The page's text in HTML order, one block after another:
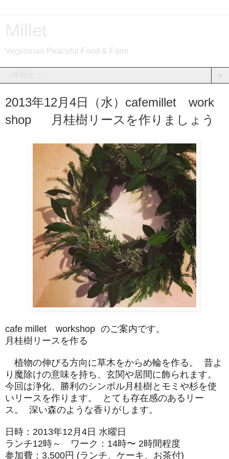
Vegetarian Peaceful Food & Farm
2013年12月4日（水）cafemillet work
shop 月桂樹リースを作りましょう
cafe millet workshop のご案内です。
月桂樹リースを作る
植物の伸びる方向に草木をからめ輪を作る。 昔よ
り魔除けの意味を持ち、玄関や居間に飾られます。
今回は浄化、 勝利のシンボル月桂樹とモミや杉を使
いリースを作ります。 とても存在感のあるリー
ス。 深い森のような香りがします。
日時：2013年12月4日 水曜日
ランチ12時～ ワーク：14時〜 2時間程度
参加費：3,500円 (ランチ、ケーキ、お茶付)